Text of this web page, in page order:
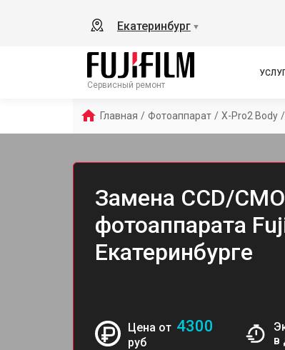
Екатеринбург ▼
Сервисный ремонт
Главная / Фотоаппарат / X-Pro2 Body /
Замена CCD/
фотоаппарата
Екатеринбурге
Цена от 4300
руб
в